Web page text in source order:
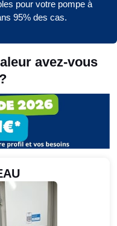
avez-vous
pour votre pompe à
95% des cas.